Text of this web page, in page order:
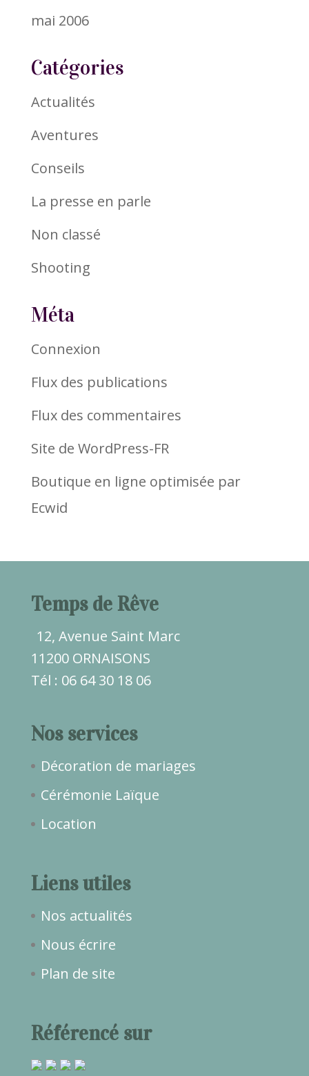
mai 2006
Catégories
Actualités
Aventures
Conseils
La presse en parle
Non classé
Shooting
Méta
Connexion
Flux des publications
Flux des commentaires
Site de WordPress-FR
Boutique en ligne optimisée par
Ecwid
Temps de Rêve
12, Avenue Saint Marc
11200 ORNAISONS
Tél : 06 64 30 18 06
Nos services
Décoration de mariages
Cérémonie Laïque
Location
Liens utiles
Nos actualités
Nous écrire
Plan de site
Référencé sur